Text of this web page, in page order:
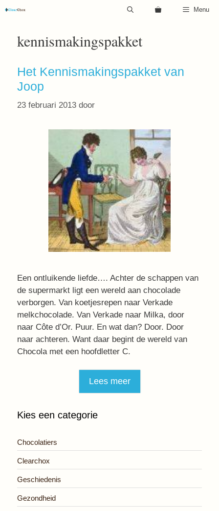
Ga
inhoud
Menu
kennismakingspakket
Het Kennismakingspakket van
Joop
23 februari 2013 door
Een ontluikende liefde…. Achter de schappen van
de supermarkt ligt een wereld aan chocolade
verborgen. Van koetjesrepen naar Verkade
melkchocolade. Van Verkade naar Milka, door
naar Côte d’Or. Puur. En wat dan? Door. Door
naar achteren. Want daar begint de wereld van
Chocola met een hoofdletter C.
Lees meer
Kies een categorie
Chocolatiers
Clearchox
Geschiedenis
Gezondheid